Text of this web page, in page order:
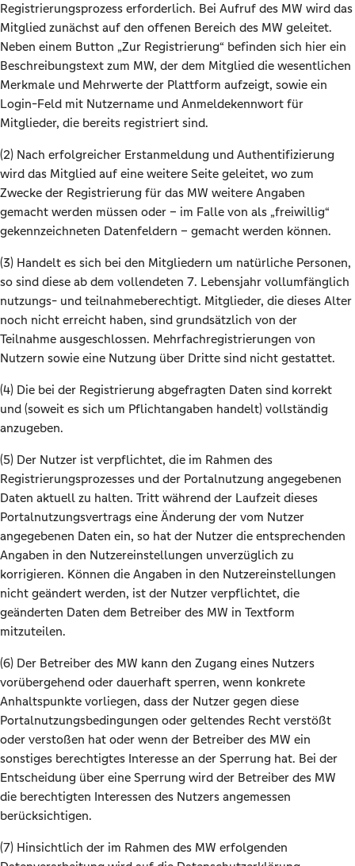
Registrierungsprozess erforderlich. Bei Aufruf des MW wird das
Mitglied zunächst auf den offenen Bereich des MW geleitet.
Neben einem Button „Zur Registrierung“ befinden sich hier ein
Beschreibungstext zum MW, der dem Mitglied die wesentlichen
Merkmale und Mehrwerte der Plattform aufzeigt, sowie ein
Login-Feld mit Nutzername und Anmeldekennwort für
Mitglieder, die bereits registriert sind.
(2) Nach erfolgreicher Erstanmeldung und Authentifizierung
wird das Mitglied auf eine weitere Seite geleitet, wo zum
Zwecke der Registrierung für das MW weitere Angaben
gemacht werden müssen oder – im Falle von als „freiwillig“
gekennzeichneten Datenfeldern – gemacht werden können.
(3) Handelt es sich bei den Mitgliedern um natürliche Personen,
so sind diese ab dem vollendeten 7. Lebensjahr vollumfänglich
nutzungs- und teilnahmeberechtigt. Mitglieder, die dieses Alter
noch nicht erreicht haben, sind grundsätzlich von der
Teilnahme ausgeschlossen. Mehrfachregistrierungen von
Nutzern sowie eine Nutzung über Dritte sind nicht gestattet.
(4) Die bei der Registrierung abgefragten Daten sind korrekt
und (soweit es sich um Pflichtangaben handelt) vollständig
anzugeben.
(5) Der Nutzer ist verpflichtet, die im Rahmen des
Registrierungsprozesses und der Portalnutzung angegebenen
Daten aktuell zu halten. Tritt während der Laufzeit dieses
Portalnutzungsvertrags eine Änderung der vom Nutzer
angegebenen Daten ein, so hat der Nutzer die entsprechenden
Angaben in den Nutzereinstellungen unverzüglich zu
korrigieren. Können die Angaben in den Nutzereinstellungen
nicht geändert werden, ist der Nutzer verpflichtet, die
geänderten Daten dem Betreiber des MW in Textform
mitzuteilen.
(6) Der Betreiber des MW kann den Zugang eines Nutzers
vorübergehend oder dauerhaft sperren, wenn konkrete
Anhaltspunkte vorliegen, dass der Nutzer gegen diese
Portalnutzungsbedingungen oder geltendes Recht verstößt
oder verstoßen hat oder wenn der Betreiber des MW ein
sonstiges berechtigtes Interesse an der Sperrung hat. Bei der
Entscheidung über eine Sperrung wird der Betreiber des MW
die berechtigten Interessen des Nutzers angemessen
berücksichtigen.
(7) Hinsichtlich der im Rahmen des MW erfolgenden